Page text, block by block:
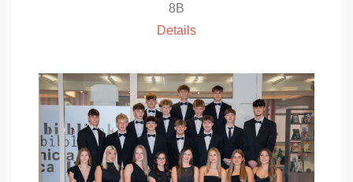
8B
Details